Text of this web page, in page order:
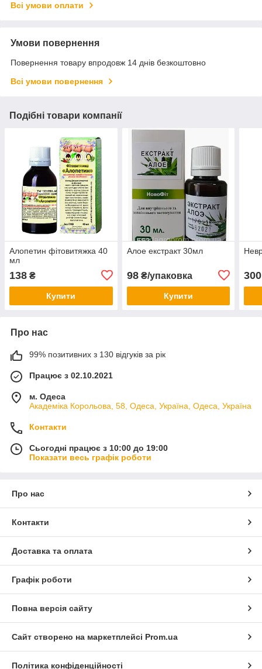
Всі умови оплати
Умови повернення
Повернення товару впродовж 14 днів безкоштовно
Всі умови повернення
Подібні товари компанії
Алопетин фітовитяжка 40
мл
138 ₴
Купити
Алое екстракт 30мл
98₴/упаковка
Купити
300
Про нас
99% позитивних з 130 відгуків за рік
Працює з 02.10.2021
м. Одеса
Академіка Корольова, 58, Одеса, Україна, Одеса, Україна
Контакти
Сьогодні працює з 10:00 до 19:00
Показати весь графік роботи
Про нас
Контакти
Доставка та оплата
Графік роботи
Повна версія сайту
Сайт створено на маркетплейсі Prom.ua
Політика конфіденційності